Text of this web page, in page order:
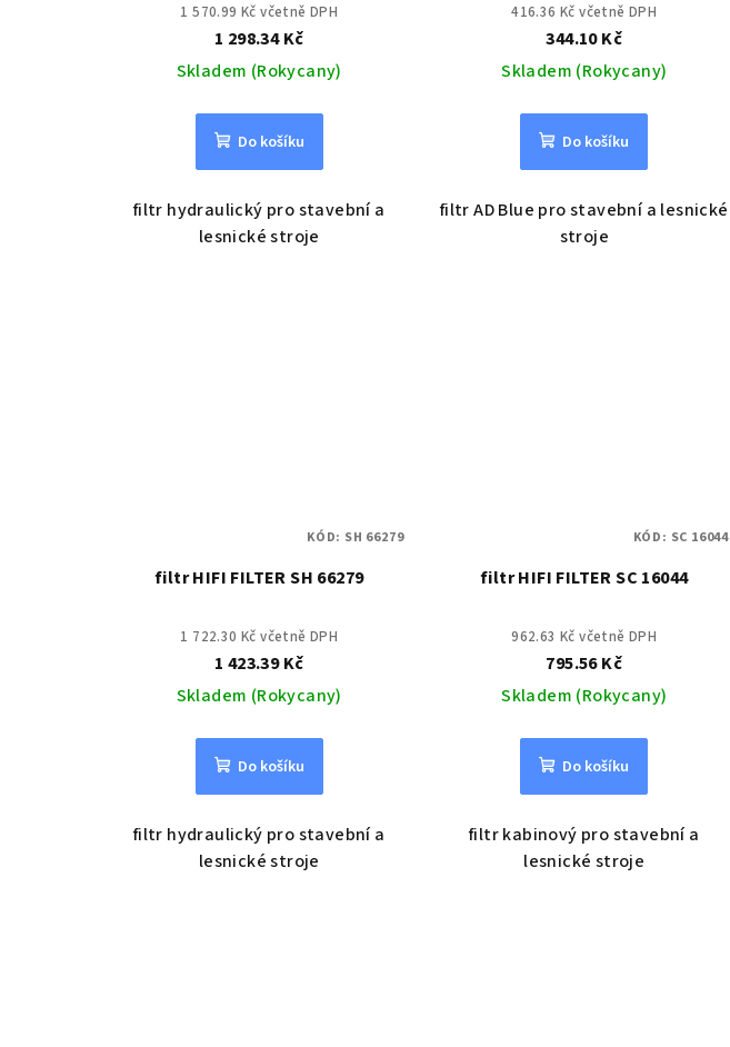
1 570.99 Kč včetně DPH
1 298.34 Kč
Skladem (Rokycany)
Do košíku
filtr hydraulický pro stavební a
lesnické stroje
416.36 Kč včetně DPH
344.10 Kč
Skladem (Rokycany)
Do košíku
filtr AD Blue pro stavební a lesnické
stroje
filtr HIFI FILTER SH 66279
1 722.30 Kč včetně DPH
1 423.39 Kč
Skladem (Rokycany)
Do košíku
filtr hydraulický pro stavební a
lesnické stroje
KÓD: SH 66279
filtr HIFI FILTER SC 16044
962.63 Kč včetně DPH
795.56 Kč
Skladem (Rokycany)
Do košíku
filtr kabinový pro stavební a
lesnické stroje
KÓD: SC 16044